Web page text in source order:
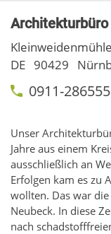
Architekturbüro
DE 90429
0911-286555
Unser
Jahre aus einem
ausschließlich an
Erfolgen kam es zu
wollten. Das war
Neubeck. In diese
nach